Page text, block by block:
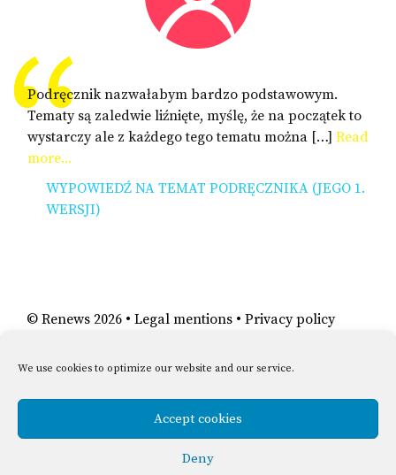
We use cookies to optimize our website and our service.
Accept cookies
Deny
Podręcznik nazwałabym bardzo podstawowym.
Tematy są zaledwie liźnięte, myślę, że na początek to
wystarczy ale z każdego tego tematu można […] Read
more...
WYPOWIEDŹ NA TEMAT PODRĘCZNIKA (JEGO 1.
WERSJI)
© Renews 2026 • Legal mentions • Privacy policy